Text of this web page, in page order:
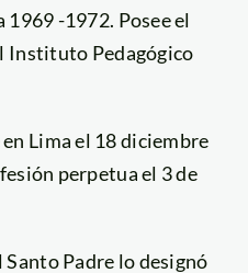
-1972. Posee el
Instituto Pedagógico
Lima el 18 diciembre
perpetua el 3 de
Padre lo designó